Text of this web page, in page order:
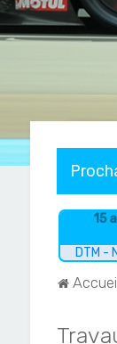
15
DTM -